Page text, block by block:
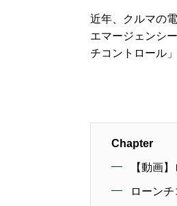
近年、クルマの
エマージェンシ
チコントロール
Chapter
【動画
ローン